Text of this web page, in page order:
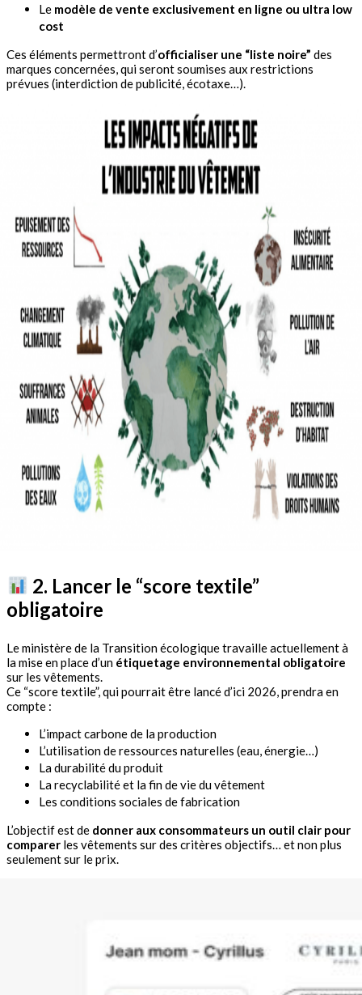
Le modèle de vente exclusivement en ligne ou ultra low
cost
Ces éléments permettront d’officialiser une “liste noire” des
marques concernées, qui seront soumises aux restrictions
prévues (interdiction de publicité, écotaxe…).
2. Lancer le “score textile”
obligatoire
Le ministère de la Transition écologique travaille actuellement à
la mise en place d’un étiquetage environnemental obligatoire
sur les vêtements.
Ce “score textile”, qui pourrait être lancé d’ici 2026, prendra en
compte :
L’impact carbone de la production
L’utilisation de ressources naturelles (eau, énergie…)
La durabilité du produit
La recyclabilité et la fin de vie du vêtement
Les conditions sociales de fabrication
L’objectif est de donner aux consommateurs un outil clair pour
comparer les vêtements sur des critères objectifs… et non plus
seulement sur le prix.